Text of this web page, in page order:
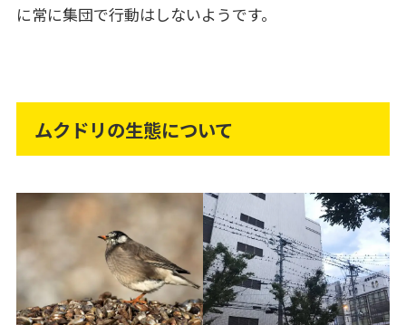
に常に集団で行動はしないようです。
ムクドリの生態について